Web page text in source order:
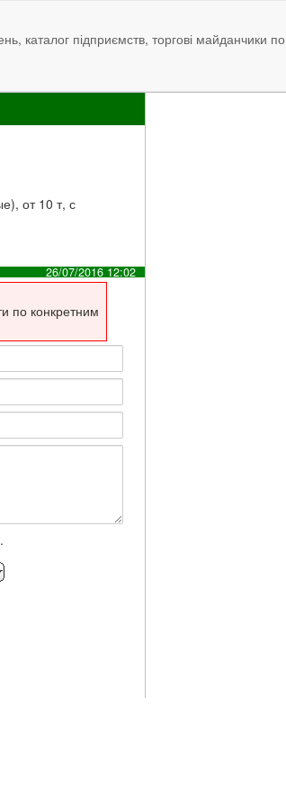
каталог підприємств, торгові майданчики по
от 10 т, с
26/07/2016 12:02
по конкретним